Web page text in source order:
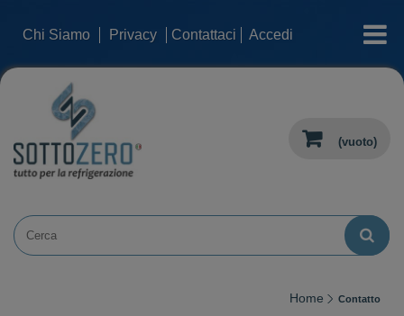
Chi Siamo Privacy Contattaci Accedi categorie
(vuoto)
Home Contatto